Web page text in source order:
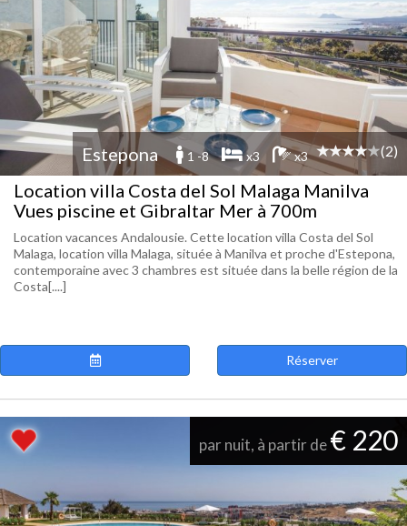
Estepona 1 -8 x3 x3 (2)
Location villa Costa del Sol Malaga Manilva
Vues piscine et Gibraltar Mer à 700m
Location vacances Andalousie. Cette location villa Costa del Sol
Malaga, location villa Malaga, située à Manilva et proche d'Estepona,
contemporaine avec 3 chambres est située dans la belle région de la
Costa[....]
Réserver
par nuit, à partir de€ 220